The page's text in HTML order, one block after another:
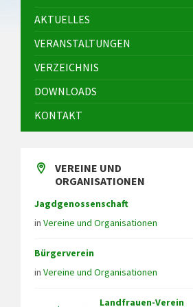
AKTUELLES
VERANSTALTUNGEN
VERZEICHNIS
DOWNLOADS
KONTAKT
VEREINE UND
ORGANISATIONEN
Jagdgenossenschaft
in Vereine und Organisationen
Bürgerverein
in Vereine und Organisationen
Landfrauen-Verein